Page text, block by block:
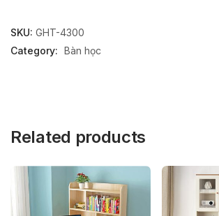
SKU: GHT-4300
Category: Bàn học
Related products